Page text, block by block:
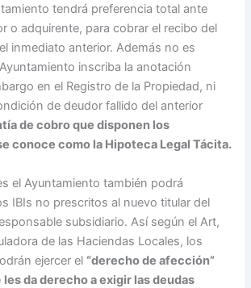
tendrá preferencia total ante
o adquirente, para cobrar el recibo del
inmediato anterior. Además no es
inscriba la anotación
en el Registro de la Propiedad, ni
de deudor fallido del anterior
de cobro que disponen los
conoce como la Hipoteca Legal Tácita.
el Ayuntamiento también podrá
IBIs no prescritos al nuevo titular del
subsidiario. Así según el Art,
de las Haciendas Locales, los
ejercer el “derecho de afección”
les da derecho a exigir las deudas